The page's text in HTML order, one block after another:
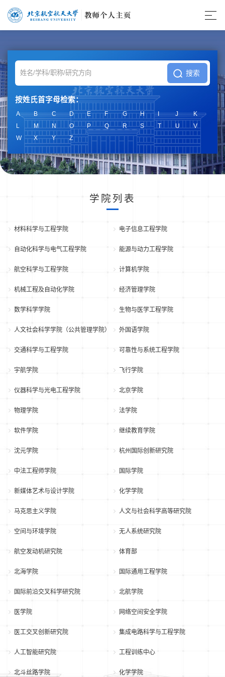
按姓氏首字母检索：
A B C D E F G H I J
K
L
M N O P Q R S T U
V
W
X Y Z
学院列表
材料科学与工程学院 电子信息工程学院
自动化科学与电气工程学院 能源与动力工程学院
航空科学与工程学院 计算机学院
机械工程及自动化学院 经济管理学院
数学科学学院 生物与医学工程学院
人文社会科学学院（公共管理学院） 外国语学院
交通科学与工程学院 可靠性与系统工程学院
宇航学院 飞行学院
仪器科学与光电工程学院 北京学院
物理学院 法学院
软件学院 继续教育学院
沈元学院 杭州国际创新研究院
中法工程师学院 国际学院
新媒体艺术与设计学院 化学学院
马克思主义学院 人文与社会科学高等研究院
空间与环境学院 无人系统研究院
航空发动机研究院 体育部
北海学院 国际通用工程学院
国际前沿交叉科学研究院 北航学院
医学院 网络空间安全学院
医工交叉创新研究院 集成电路科学与工程学院
人工智能研究院 工程训练中心
北斗丝路学院 化学学院